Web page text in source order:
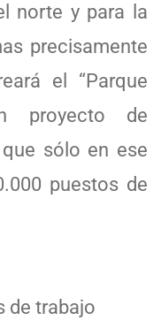
norte y para la
precisamente
el “Parque
proyecto de
sólo en ese
puestos de
de trabajo